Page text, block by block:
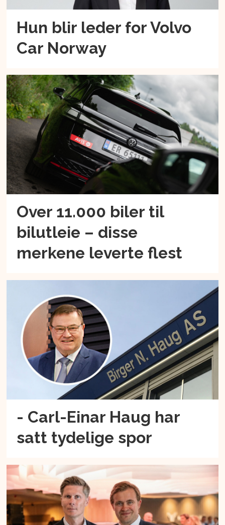
Hun blir leder for Volvo
Car Norway
Over 11.000 biler til
bilutleie – disse
merkene leverte flest
- Carl-Einar Haug har
satt tydelige spor